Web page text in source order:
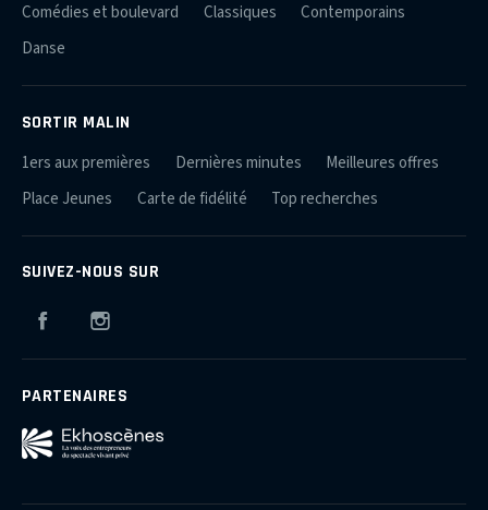
Comédies et boulevard
Classiques
Contemporains
Danse
SORTIR MALIN
1ers aux premières Dernières minutes
Meilleures offres
Place Jeunes
Carte de fidélité Top recherches
SUIVEZ-NOUS SUR
Facebook
PARTENAIRES